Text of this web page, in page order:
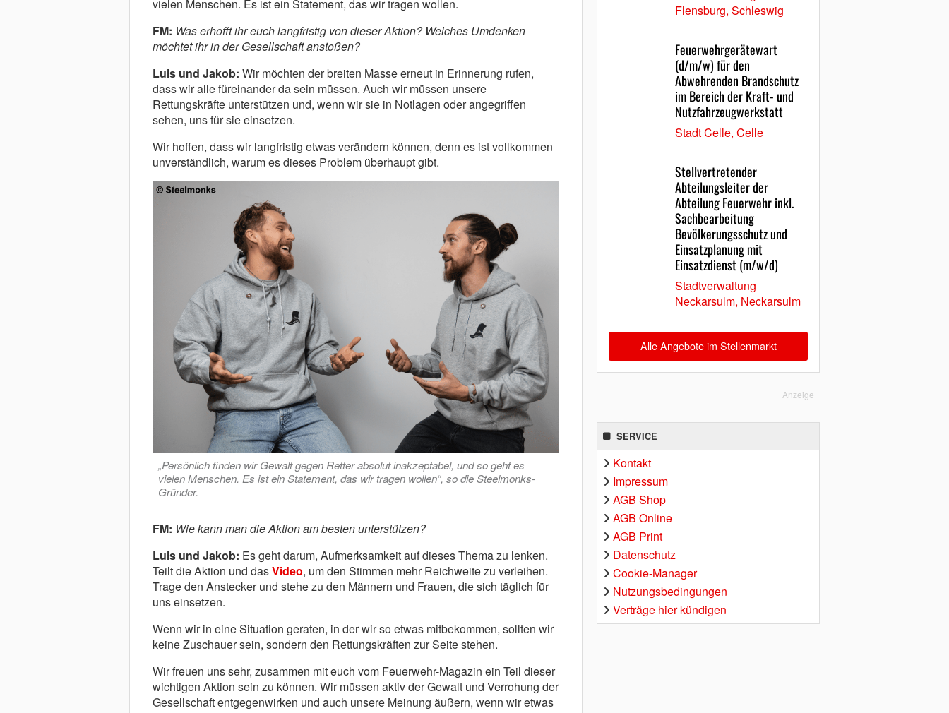
vielen Menschen. Es ist ein Statement, das wir tragen wollen.
FM: Was erhofft ihr euch langfristig von dieser Aktion? Welches Umdenken
möchtet ihr in der Gesellschaft anstoßen?
Luis und Jakob: Wir möchten der breiten Masse erneut in Erinnerung rufen,
dass wir alle füreinander da sein müssen. Auch wir müssen unsere
Rettungskräfte unterstützen und, wenn wir sie in Notlagen oder angegriffen
sehen, uns für sie einsetzen.
Wir hoffen, dass wir langfristig etwas verändern können, denn es ist vollkommen
unverständlich, warum es dieses Problem überhaupt gibt.
„Persönlich finden wir Gewalt gegen Retter absolut inakzeptabel, und so geht es
vielen Menschen. Es ist ein Statement, das wir tragen wollen“, so die Steelmonks-
Gründer.
FM: Wie kann man die Aktion am besten unterstützen?
Luis und Jakob: Es geht darum, Aufmerksamkeit auf dieses Thema zu lenken.
Teilt die Aktion und dasVideo, um den Stimmen mehr Reichweite zu verleihen.
Trage den Anstecker und stehe zu den Männern und Frauen, die sich täglich für
uns einsetzen.
Wenn wir in eine Situation geraten, in der wir so etwas mitbekommen, sollten wir
keine Zuschauer sein, sondern den Rettungskräften zur Seite stehen.
Wir freuen uns sehr, zusammen mit euch vom Feuerwehr-Magazin ein Teil dieser
wichtigen Aktion sein zu können. Wir müssen aktiv der Gewalt und Verrohung der
Gesellschaft entgegenwirken und auch unsere Meinung äußern, wenn wir etwas
Flensburg, Schleswig
Feuerwehrgerätewart
(d/m/w) für den
Abwehrenden Brandschutz
im Bereich der Kraft- und
Nutzfahrzeugwerkstatt
Stadt Celle, Celle
Stellvertretender
Abteilungsleiter der
Abteilung Feuerwehr inkl.
Sachbearbeitung
Bevölkerungsschutz und
Einsatzplanung mit
Einsatzdienst (m/w/d)
Stadtverwaltung
Neckarsulm, Neckarsulm
Alle Angebote im Stellenmarkt
Anzeige
SERVICE
Kontakt
Impressum
AGB Shop
AGB Online
AGB Print
Datenschutz
Cookie-Manager
Nutzungsbedingungen
Verträge hier kündigen